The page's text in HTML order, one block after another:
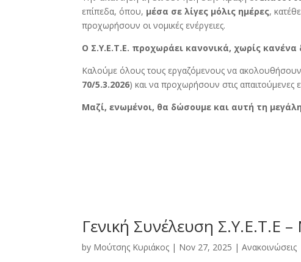
επίπεδα, όπου, μέσα σε λίγες μόλις ημέρες,
προχωρήσουν οι νομικές ενέργειες.
Ο Σ.Υ.Ε.Τ.Ε. προχωράει κανονικά, χωρίς κανένα
Καλούμε όλους τους εργαζόμενους να ακολουθήσουν
70/5.3.2026) και να προχωρήσουν στις απαιτούμενες
Μαζί, ενωμένοι, θα δώσουμε και αυτή τη
Γενική Συνέλευση Σ.Υ.Ε.Τ.Ε
by Μούτσης Κυριάκος | Nov 27, 2025 |Ανακοινώσεις